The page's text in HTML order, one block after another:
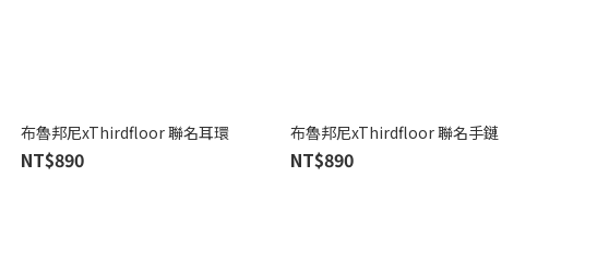
布魯邦尼xThirdfloor 聯名耳環
NT$890
布魯邦尼xThirdfloor 聯名手鏈
NT$890